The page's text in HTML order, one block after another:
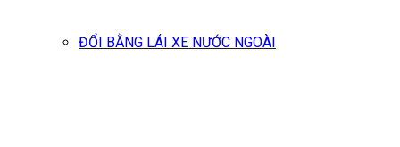
ĐỔI BẰNG LÁI XE NƯỚC NGOÀI